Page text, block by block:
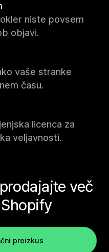
niste povsem
objavi.
vaše stranke
času.
licenca za
veljavnosti.
več
preizkus